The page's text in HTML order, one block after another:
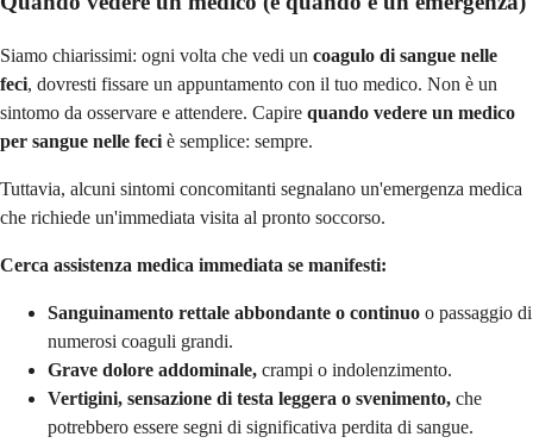
Siamo chiarissimi: ogni volta che vedi un coagulo di sangue nelle
feci, dovresti fissare un appuntamento con il tuo medico. Non è un
sintomo da osservare e attendere. Capire quando vedere un medico
per sangue nelle feci è semplice: sempre.
Tuttavia, alcuni sintomi concomitanti segnalano un'emergenza medica
che richiede un'immediata visita al pronto soccorso.
Cerca assistenza medica immediata se manifesti:
Sanguinamento rettale abbondante o continuo o passaggio di
numerosi coaguli grandi.
Grave dolore addominale, crampi o indolenzimento.
Vertigini, sensazione di testa leggera o svenimento, che
potrebbero essere segni di significativa perdita di sangue.